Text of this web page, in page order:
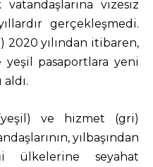
vizesiz
gerçekleşmedi.
2020 yılından itibaren,
yeşil pasaportlara yeni
ve hizmet (gri)
yılbaşından
ülkelerine seyahat